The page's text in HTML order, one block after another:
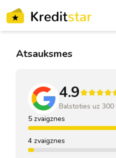
Atsauksmes
4.9
Balstoties uz 300
5 zvaigznes
4 zvaigznes